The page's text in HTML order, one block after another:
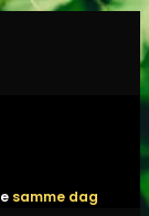
samme dag